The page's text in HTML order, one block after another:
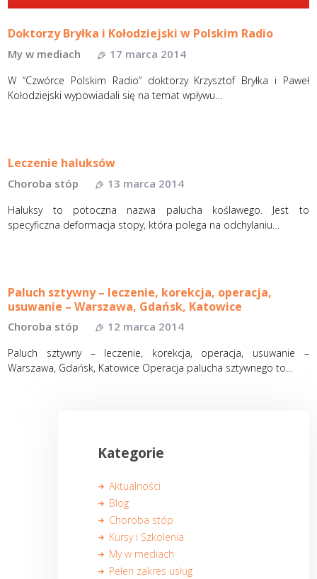
Doktorzy Bryłka i Kołodziejski w Polskim Radio
My w mediach 17 marca 2014
W “Czwórce Polskim Radio” doktorzy Krzysztof Bryłka i Paweł
Kołodziejski wypowiadali się na temat wpływu…
Leczenie haluksów
Choroba stóp 13 marca 2014
Haluksy to potoczna nazwa palucha koślawego. Jest to
specyficzna deformacja stopy, która polega na odchylaniu…
Paluch sztywny – leczenie, korekcja, operacja,
usuwanie – Warszawa, Gdańsk, Katowice
Choroba stóp 12 marca 2014
Paluch sztywny – leczenie, korekcja, operacja, usuwanie –
Warszawa, Gdańsk, Katowice Operacja palucha sztywnego to…
Kategorie
Aktualności
Blog
Choroba stóp
Kursy i Szkolenia
My w mediach
Pełen zakres usług